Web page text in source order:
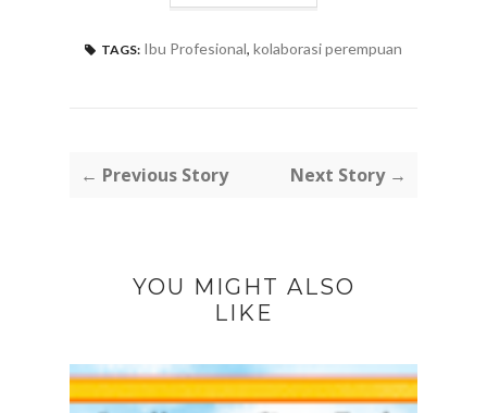
TAGS: Ibu Profesional, kolaborasi perempuan
← Previous Story Next Story →
YOU MIGHT ALSO
LIKE